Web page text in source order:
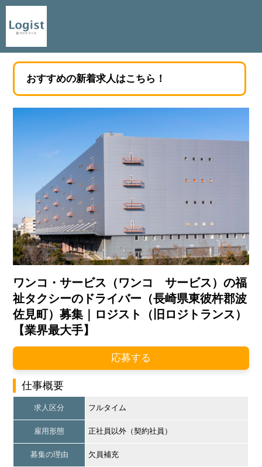
おすすめの新着求人はこちら！
ワンコ・サービス（ワンコ サービス）の福
祉タクシーのドライバー（長崎県東彼杵郡波
佐見町）募集｜ロジスト（旧ロジトランス）
【業界最大手】
応募する
仕事概要
求人区分 フルタイム
雇用形態 正社員以外（契約社員）
募集の理由 欠員補充